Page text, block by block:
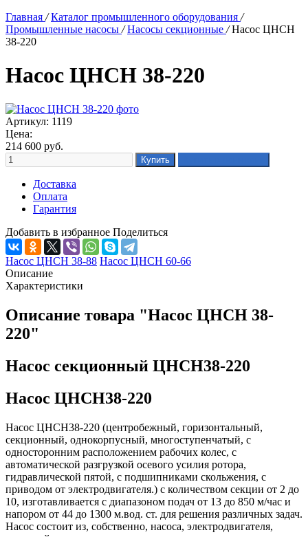
Главная / Каталог промышленного оборудования /
Промышленные насосы / Насосы секционные / Насос ЦНСН
38-220
Насос ЦНСН 38-220
Артикул: 1119
Цена:
214 600 руб.
Доставка
Оплата
Гарантия
Добавить в избранное Поделиться
Насос ЦНСН 38-88 Насос ЦНСН 60-66
Описание
Характеристики
Описание товара "Насос ЦНСН 38-
220"
Насос секционный ЦНСН38-220
Насос ЦНСН38-220
Насос ЦНСН38-220 (центробежный, горизонтальный,
секционный, однокорпусный, многоступенчатый, с
односторонним расположением рабочих колес, с
автоматической разгрузкой осевого усилия ротора,
гидравлической пятой, с подшипниками скольжения, с
приводом от электродвигателя.) с количеством секции от 2 до
10, изготавливается с диапазоном подач от 13 до 850 м/час и
напором от 44 до 1300 м.вод. ст. для решения различных задач.
Насос состоит из, собственно, насоса, электродвигателя,